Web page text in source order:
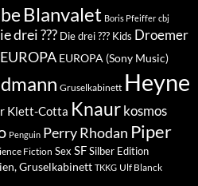
Blanvalet Boris Pfeiffer cbj
drei ??? Die drei ??? Kids Droemer
EUROPA EUROPA (Sony Music)
Gruselkabinett Heyne
Klett-Cotta Knaur kosmos
Penguin Perry Rhodan Piper
Fiction Sex SFSilber Edition
Gruselkabinett TKKG Ulf Blanck